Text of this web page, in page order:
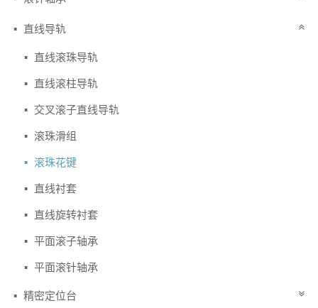
直线导轨
直线滚珠导轨
直线滚柱导轨
交叉滚子直线导轨
滚珠滑组
滚珠花键
直线衬套
直线旋转衬套
平面滚子轴承
平面滚针轴承
精密定位台